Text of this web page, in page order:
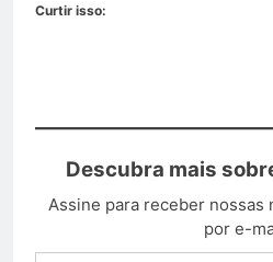
Curtir isso:
Descubra mais
Assine para receber nossas
por e-